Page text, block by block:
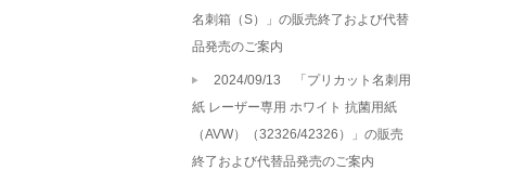
名刺箱（S）」の販売終了および代替
品発売のご案内
2024/09/13 「プリカット名刺用
紙 レーザー専用 ホワイト 抗菌用紙
（AVW）（32326/42326）」の販売
終了および代替品発売のご案内